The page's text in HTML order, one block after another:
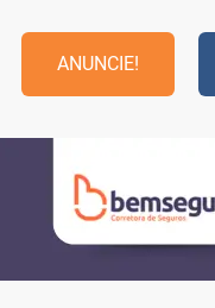
ANUNCIE!